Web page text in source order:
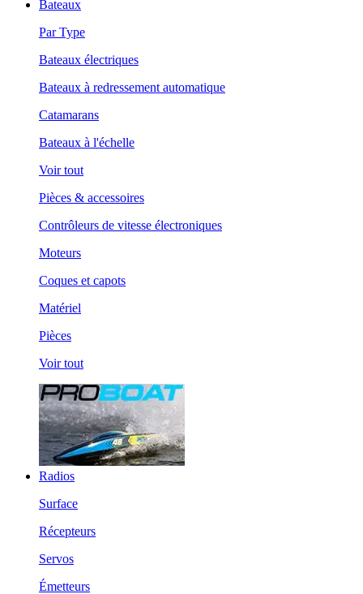
Bateaux
Par Type
Bateaux électriques
Bateaux à redressement automatique
Catamarans
Bateaux à l'échelle
Voir tout
Pièces & accessoires
Contrôleurs de vitesse électroniques
Moteurs
Coques et capots
Matériel
Pièces
Voir tout
Radios
Surface
Récepteurs
Servos
Émetteurs